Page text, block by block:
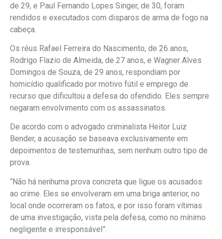
de 29, e Paul Fernando Lopes Singer, de 30, foram
rendidos e executados com disparos de arma de fogo na
cabeça.
Os réus Rafael Ferreira do Nascimento, de 26 anos,
Rodrigo Flazio de Almeida, de 27 anos, e Wagner Alves
Domingos de Souza, de 29 anos, respondiam por
homicídio qualificado por motivo fútil e emprego de
recurso que dificultou a defesa do ofendido. Eles sempre
negaram envolvimento com os assassinatos.
De acordo com o advogado criminalista Heitor Luiz
Bender, a acusação se baseava exclusivamente em
depoimentos de testemunhas, sem nenhum outro tipo de
prova.
“Não há nenhuma prova concreta que ligue os acusados
ao crime. Eles se envolveram em uma briga anterior, no
local onde ocorreram os fatos, e por isso foram vítimas
de uma investigação, vista pela defesa, como no mínimo
negligente e irresponsável”.